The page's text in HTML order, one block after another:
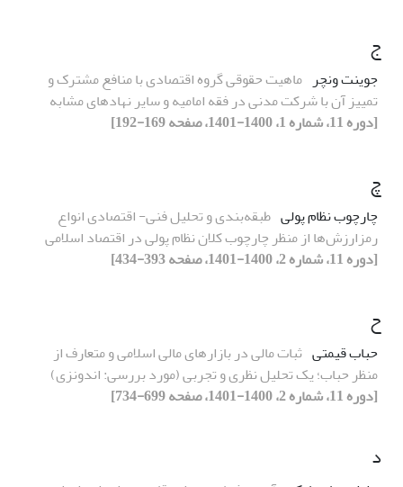
ج
جوینت ونچر ماهیت حقوقی گروه اقتصادی با منافع مشترک و
تمییز آن با شرکت مدنی در فقه امامیه و سایر نهادهای مشابه
[دوره 11، شماره 1، 1400-1401، صفحه 169-192]
چ
چارچوب نظام پولی طبقه‌بندی و تحلیل فنی- اقتصادی انواع
رمزارزش‌ها از منظر چارچوب کلان نظام پولی در اقتصاد اسلامی
[دوره 11، شماره 2، 1400-1401، صفحه 393-434]
ح
حباب قیمتی ثبات مالی در بازارهای مالی اسلامی و متعارف از
منظر حباب؛ یک تحلیل نظری و تجربی (مورد بررسی: اندونزی)
[دوره 11، شماره 2، 1400-1401، صفحه 699-734]
د